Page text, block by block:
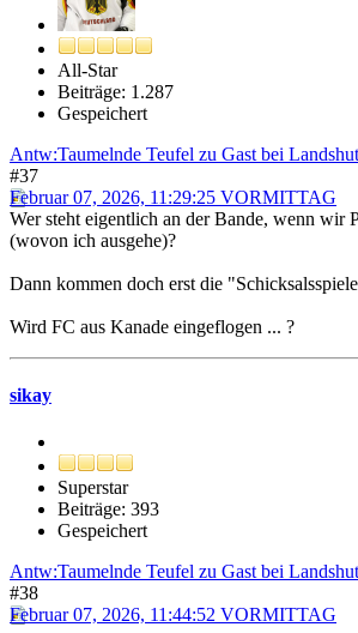
All-Star
Beiträge: 1.287
Gespeichert
Antw:Taumelnde Teufel zu Gast bei Landshut
#37
Februar 07, 2026, 11:29:25 VORMITTAG
Wer steht eigentlich an der Bande, wenn wir
(wovon ich ausgehe)?
Dann kommen doch erst die
Wird FC aus Kanade eingeflogen ... ?
sikay
Superstar
Beiträge: 393
Gespeichert
Antw:Taumelnde Teufel zu Gast bei Landshut
#38
Februar 07, 2026, 11:44:52 VORMITTAG